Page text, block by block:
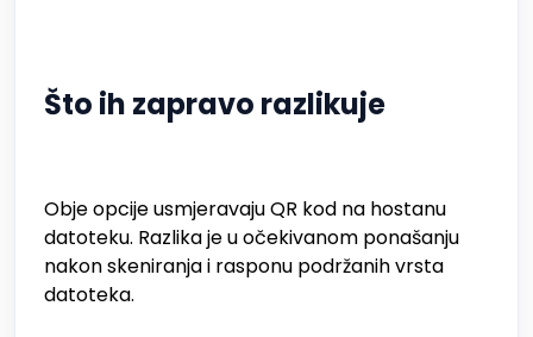
Što ih zapravo razlikuje
Obje opcije usmjeravaju QR kod na hostanu
datoteku. Razlika je u očekivanom ponašanju
nakon skeniranja i rasponu podržanih vrsta
datoteka.